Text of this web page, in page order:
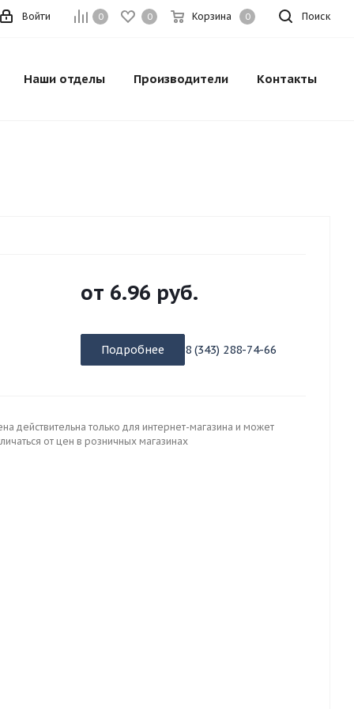
Поиск
0 0 Корзина 0
Войти
Наши отделы Производители Контакты
от 6.96 руб.
Подробнее 8 (343) 288-74-66
действительна только для интернет-магазина и может
от цен в розничных магазинах